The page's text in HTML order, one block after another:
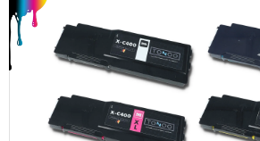
Bildergalerie überspringen